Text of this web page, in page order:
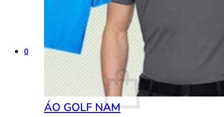
Chưa có sản phẩm trong giỏ hàng.
Quay trở lại cửa hàng
0
Giỏ hàng
ÁO GOLF NAM